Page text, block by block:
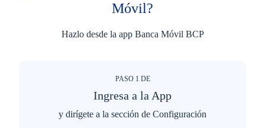
Móvil?
Hazlo desde la app Banca Móvil BCP
PASO 1 DE
Ingresa a la App
y dirígete a la sección de Configuración